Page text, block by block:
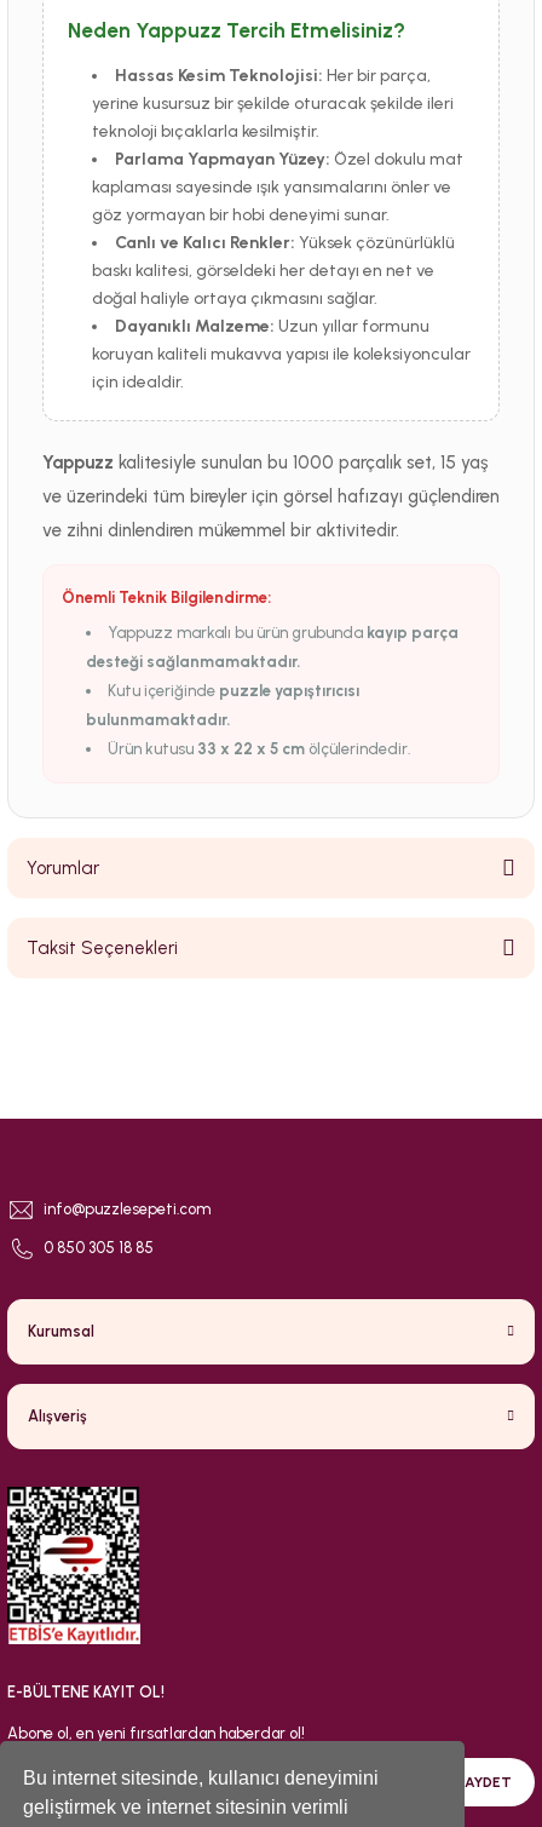
Bu internet sitesinde, kullanıcı deneyimini
geliştirmek ve internet sitesinin verimli
Neden Yappuzz Tercih Etmelisiniz?
Hassas Kesim Teknolojisi: Her bir parça,
yerine kusursuz bir şekilde oturacak şekilde ileri
teknoloji bıçaklarla kesilmiştir.
Parlama Yapmayan Yüzey: Özel dokulu mat
kaplaması sayesinde ışık yansımalarını önler ve
göz yormayan bir hobi deneyimi sunar.
Canlı ve Kalıcı Renkler: Yüksek çözünürlüklü
baskı kalitesi, görseldeki her detayı en net ve
doğal haliyle ortaya çıkmasını sağlar.
Dayanıklı Malzeme: Uzun yıllar formunu
koruyan kaliteli mukavva yapısı ile koleksiyoncular
için idealdir.
Yappuzz kalitesiyle sunulan bu 1000 parçalık set, 15 yaş
ve üzerindeki tüm bireyler için görsel hafızayı güçlendiren
ve zihni dinlendiren mükemmel bir aktivitedir.
Önemli Teknik Bilgilendirme:
Yappuzz markalı bu ürün grubunda kayıp parça
desteği sağlanmamaktadır.
Kutu içeriğinde puzzle yapıştırıcısı
bulunmamaktadır.
Ürün kutusu 33 x 22 x 5 cm ölçülerindedir.
Yorumlar
Taksit Seçenekleri
info@puzzlesepeti.com
0 850 305 18 85
Kurumsal
Alışveriş
E-BÜLTENE KAYIT OL!
Abone ol, en yeni fırsatlardan haberdar ol!
KAYDET